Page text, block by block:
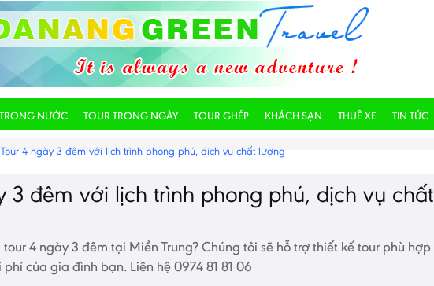
NƯỚC TOUR TRONG NGÀY TOUR GHÉP KHÁCH SẠN THUÊ XE TIN TỨC
Tour 4 ngày 3 đêm với lịch trình phong phú, dịch vụ chất lượng
3 đêm với lịch trình phong phú, dịch vụ chất
4 ngày 3 đêm tại Miền Trung? Chúng tôi sẽ hỗ trợ thiết kế tour phù hợp
của gia đình bạn. Liên hệ 0974 81 81 06